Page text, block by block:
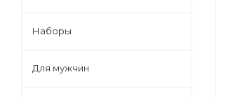
Наборы
Для мужчин